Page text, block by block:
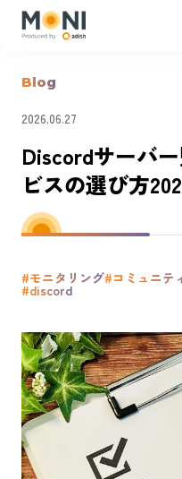
Blog
2026.06.27
Discordサーバ
ビスの選び方
#モニタリング#コミュニテ
#discord